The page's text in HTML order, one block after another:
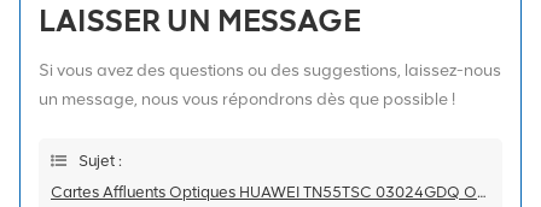
LAISSER UN MESSAGE
Si vous avez des questions ou des suggestions, laissez-nous
un message, nous vous répondrons dès que possible !
Sujet :
Cartes Affluents Optiques HUAWEI TN55TSC 03024GDQ OSN8800